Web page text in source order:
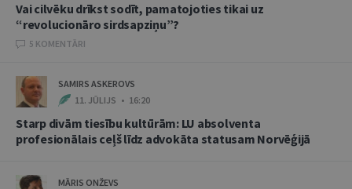
Vai cilvēku drīkst sodīt, pamatojoties tikai uz
“revolucionāro sirdsapziņu”?
5 KOMENTĀRI
SAMIRS ASKEROVS
11. JŪLIJS • 16:20
Starp divām tiesību kultūrām: LU absolventa
profesionālais ceļš līdz advokāta statusam Norvēģijā
MĀRIS ONŽEVS